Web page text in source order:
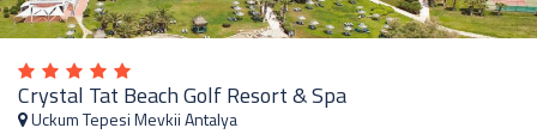
Crystal Tat Beach Golf Resort & Spa
Uckum Tepesi Mevkii Antalya